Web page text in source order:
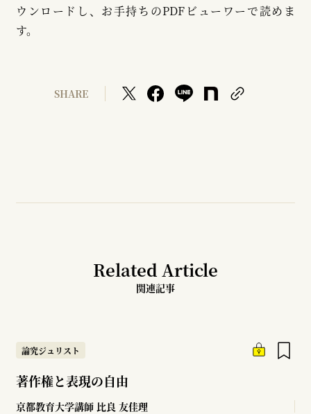
ウンロードし、お手持ちのPDFビューワーで読めま
す。
SHARE
Related Article
関連記事
論究ジュリスト
著作権と表現の自由
京都教育大学講師 比良 友佳理